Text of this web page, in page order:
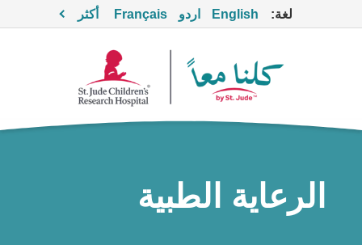
لغة: English اردو Français أكثر
الرعاية الطبية